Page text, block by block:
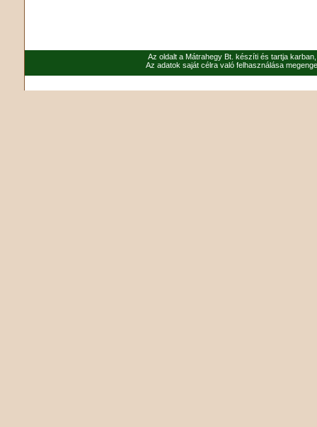
Az oldalt a Mátrahegy Bt. készíti és tartja
Az adatok saját célra való felhasználása